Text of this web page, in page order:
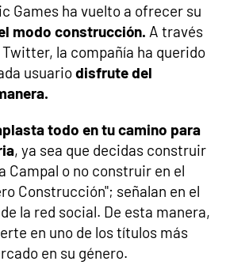
Games ha vuelto a ofrecer su
modo construcción. A través
la compañía ha querido
usuariodisfrute del
todo en tu camino para
, ya sea que decidas construir
Campal o no construir en el
Construcción"; señalan en el
la red social. De esta manera,
en uno de los títulos más
en su género.